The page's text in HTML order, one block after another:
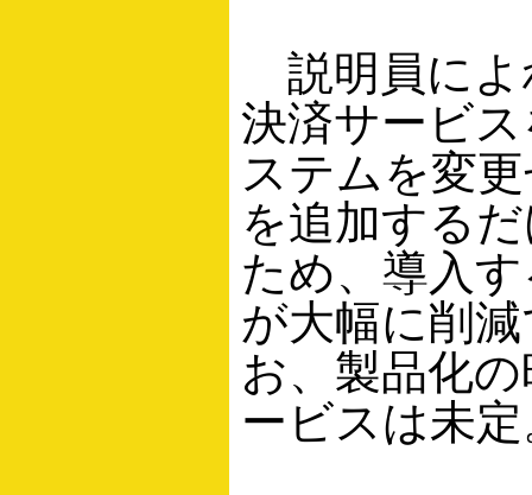
説明員によ
決済サービ
ステムを変
を追加する
ため、導入
が大幅に削
お、製品化
ービスは未